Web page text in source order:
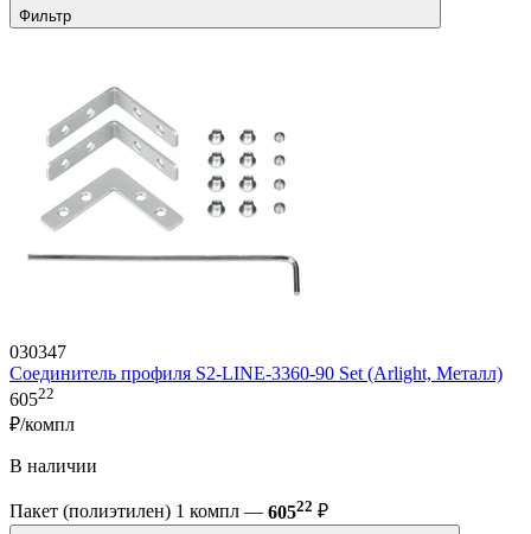
Фильтр
030347
Соединитель профиля S2-LINE-3360-90 Set (Arlight, Металл)
60522
₽/компл
В наличии
Пакет (полиэтилен) 1 компл — 60522 ₽